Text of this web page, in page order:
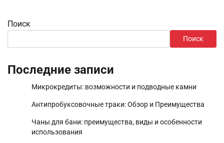
Поиск
Поиск
Последние записи
Микрокредиты: возможности и подводные камни
Антипробуксовочные траки: Обзор и Преимущества
Чаны для бани: преимущества, виды и особенности
использования